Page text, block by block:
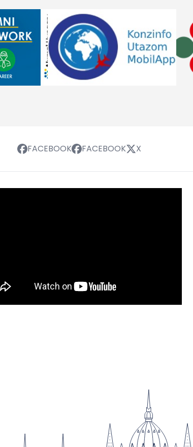
FACEBOOK FACEBOOK X